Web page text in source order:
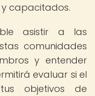
capacitados.
asistir a las
comunidades
y entender
evaluar si el
objetivos de